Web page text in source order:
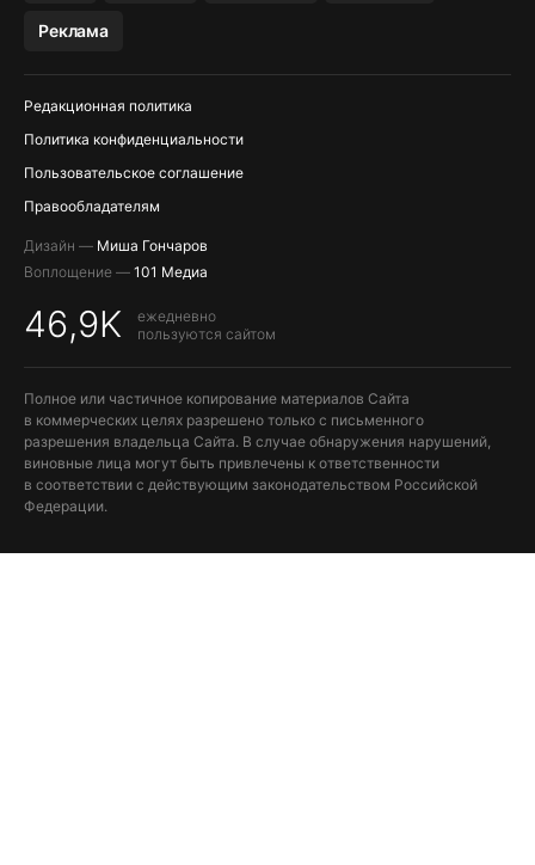
Реклама
Редакционная политика
Политика конфиденциальности
Пользовательское соглашение
Правообладателям
Дизайн — Миша Гончаров
Воплощение — 101 Медиа
46,9K
ежедневно
пользуются сайтом
Полное или частичное копирование материалов Сайта
в коммерческих целях разрешено только с письменного
разрешения владельца Сайта. В случае обнаружения нарушений,
виновные лица могут быть привлечены к ответственности
в соответствии с действующим законодательством Российской
Федерации.